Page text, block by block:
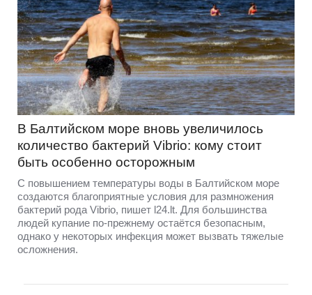
В Балтийском море вновь увеличилось
количество бактерий Vibrio: кому стоит
быть особенно осторожным
С повышением температуры воды в Балтийском море
создаются благоприятные условия для размножения
бактерий рода Vibrio, пишет l24.lt. Для большинства
людей купание по-прежнему остаётся безопасным,
однако у некоторых инфекция может вызвать тяжелые
осложнения.